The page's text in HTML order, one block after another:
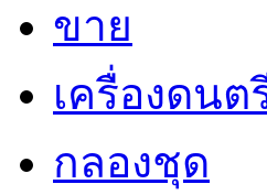
ขาย
เครื่องดนต
กลองชุด